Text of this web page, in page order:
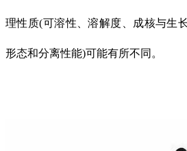
理性质(可溶性、溶解度、成核与生
形态和分离性能)可能有所不同。